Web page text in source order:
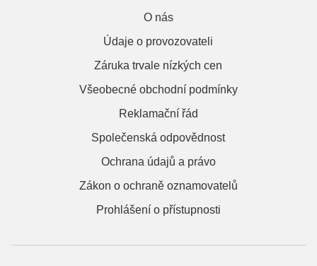
O nás
Údaje o provozovateli
Záruka trvale nízkých cen
Všeobecné obchodní podmínky
Reklamační řád
Společenská odpovědnost
Ochrana údajů a právo
Zákon o ochraně oznamovatelů
Prohlášení o přístupnosti